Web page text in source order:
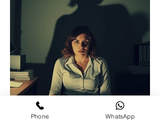
Phone WhatsApp